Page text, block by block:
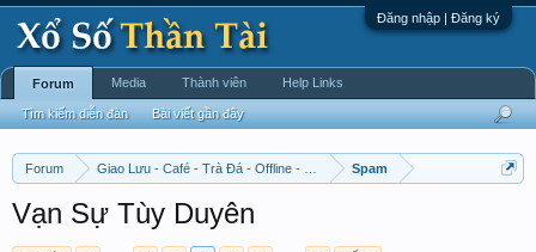
Đăng nhập | Đăng ký
Forum Giao Lưu - Café - Trà Đá - Offline - Tỉnh Tò Hihi!
Spam
Vạn Sự Tùy Duyên
Forum
Tìm kiếm diễn đàn Bài viết gần đây
Media Thành viên Help Links